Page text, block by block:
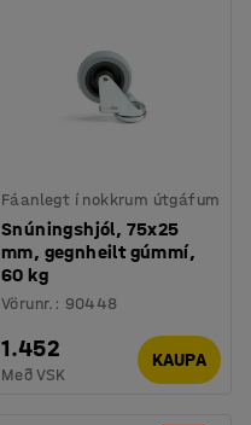
Fáanlegt í nokkrum útgáfum
Snúningshjól, 75x25
mm, gegnheilt gúmmí,
60 kg
Vörunr. : 90448
1.452
Með VSK
KAUPA